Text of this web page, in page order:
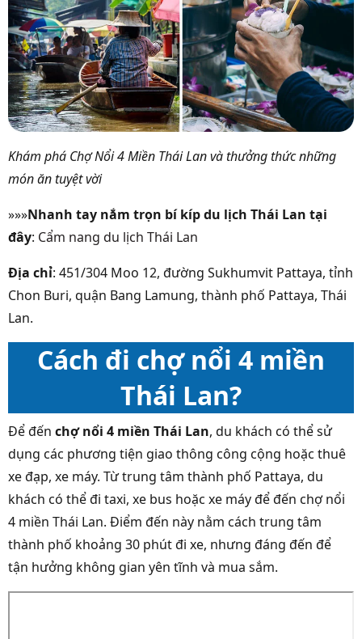
Khám phá Chợ Nổi 4 Miền Thái Lan và thưởng thức những
món ăn tuyệt vời
»»»Nhanh tay nắm trọn bí kíp du lịch Thái Lan tại
đây: Cẩm nang du lịch Thái Lan
Địa chỉ: 451/304 Moo 12, đường Sukhumvit Pattaya, tỉnh
Chon Buri, quận Bang Lamung, thành phố Pattaya, Thái
Lan.
Cách đi chợ nổi 4 miền
Thái Lan?
Để đến chợ nổi 4 miền Thái Lan, du khách có thể sử
dụng các phương tiện giao thông công cộng hoặc thuê
xe đạp, xe máy. Từ trung tâm thành phố Pattaya, du
khách có thể đi taxi, xe bus hoặc xe máy để đến chợ nổi
4 miền Thái Lan. Điểm đến này nằm cách trung tâm
thành phố khoảng 30 phút đi xe, nhưng đáng đến để
tận hưởng không gian yên tĩnh và mua sắm.